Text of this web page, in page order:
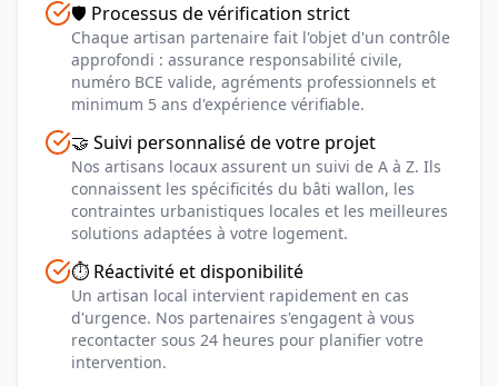
🛡️ Processus de vérification strict
Chaque artisan partenaire fait l'objet d'un contrôle
approfondi : assurance responsabilité civile,
numéro BCE valide, agréments professionnels et
minimum 5 ans d'expérience vérifiable.
🤝 Suivi personnalisé de votre projet
Nos artisans locaux assurent un suivi de A à Z. Ils
connaissent les spécificités du bâti wallon, les
contraintes urbanistiques locales et les meilleures
solutions adaptées à votre logement.
⏱️ Réactivité et disponibilité
Un artisan local intervient rapidement en cas
d'urgence. Nos partenaires s'engagent à vous
recontacter sous 24 heures pour planifier votre
intervention.